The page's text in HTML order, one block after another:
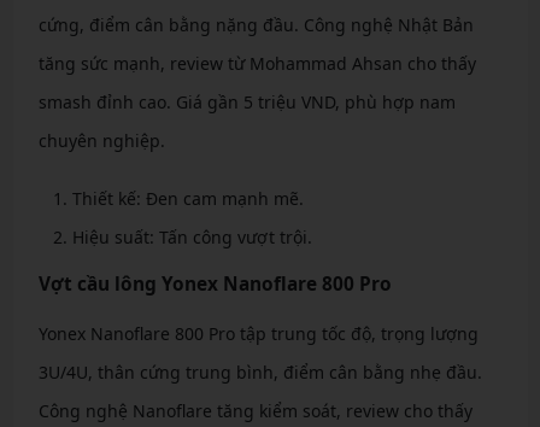
cứng, điểm cân bằng nặng đầu. Công nghệ Nhật Bản
tăng sức mạnh, review từ Mohammad Ahsan cho thấy
smash đỉnh cao. Giá gần 5 triệu VND, phù hợp nam
chuyên nghiệp.
Thiết kế: Đen cam mạnh mẽ.
Hiệu suất: Tấn công vượt trội.
Vợt cầu lông Yonex Nanoflare 800 Pro
Yonex Nanoflare 800 Pro tập trung tốc độ, trọng lượng
3U/4U, thân cứng trung bình, điểm cân bằng nhẹ đầu.
Công nghệ Nanoflare tăng kiểm soát, review cho thấy